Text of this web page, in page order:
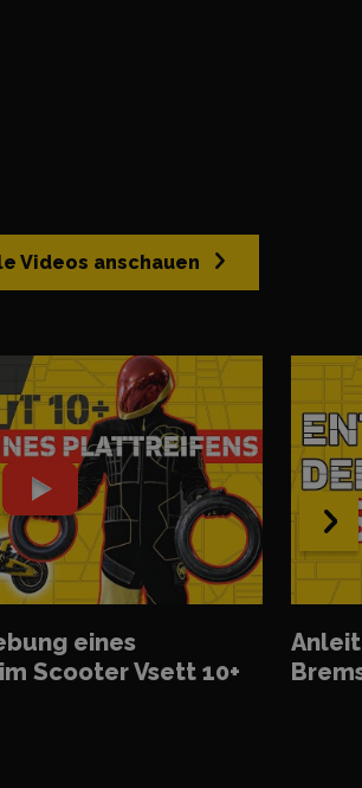
Videos anschauen
eines
Scooter Vsett 10+
›